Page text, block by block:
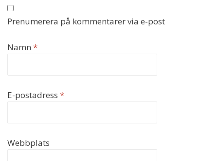
Prenumerera på kommentarer via e-post
Namn *
E-postadress *
Webbplats